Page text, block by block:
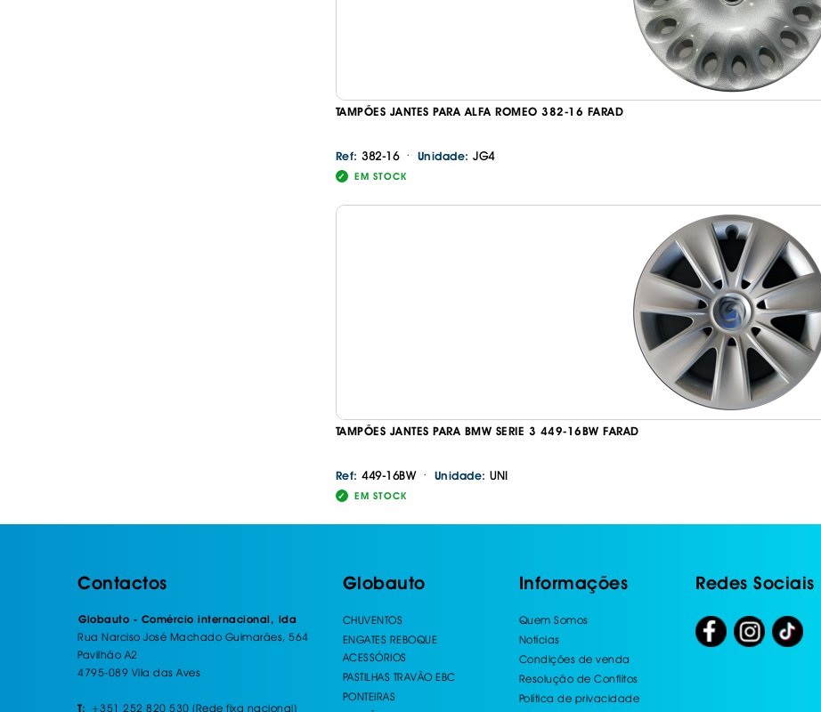
TAMPÕES JANTES PARA ALFA ROMEO 382-16 FARAD
Ref: 382-16 · Unidade: JG4
EM STOCK
TAMPÕES JANTES PARA BMW SERIE 3 449-16BW FARAD
Ref: 449-16BW · Unidade: UNI
EM STOCK
Contactos
Globauto - Comércio internacional, lda
Rua Narciso José Machado Guimarães, 564
Pavilhão A2
4795-089 Vila das Aves
T: +351 252 820 530 (Rede fixa nacional)
Globauto
CHUVENTOS
ENGATES REBOQUE
ACESSÓRIOS
PASTILHAS TRAVÃO EBC
PONTEIRAS
Informações
Quem Somos
Notícias
Condições de venda
Resolução de Conflitos
Política de privacidade
Redes Sociais